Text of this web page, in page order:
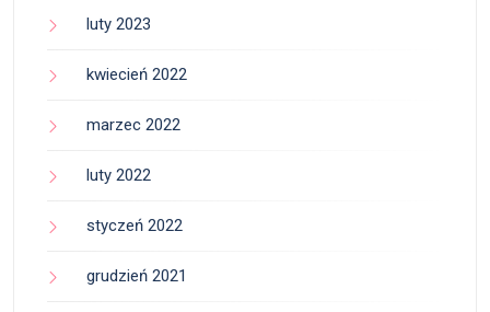
luty 2023
kwiecień 2022
marzec 2022
luty 2022
styczeń 2022
grudzień 2021